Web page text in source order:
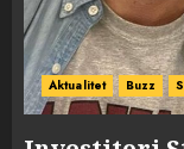
Aktualitet Buzz